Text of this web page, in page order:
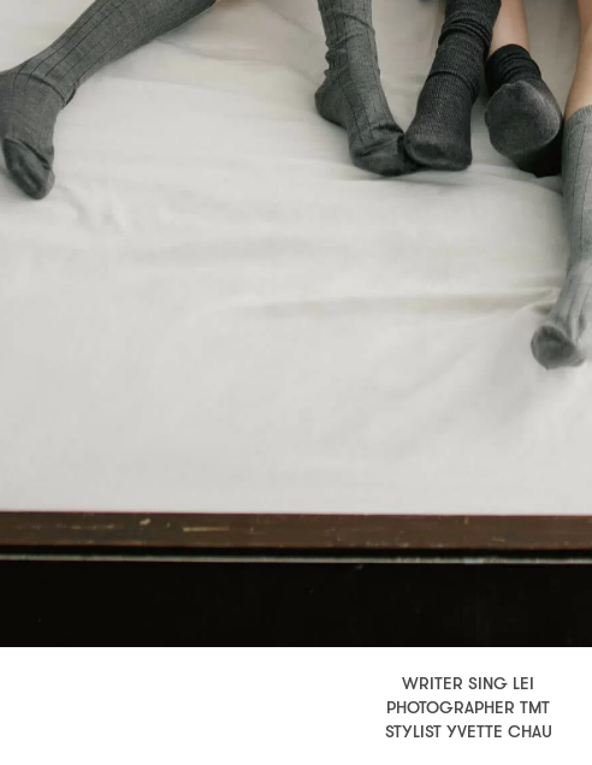
WRITER SING LEI
PHOTOGRAPHER TMT
STYLIST YVETTE CHAU